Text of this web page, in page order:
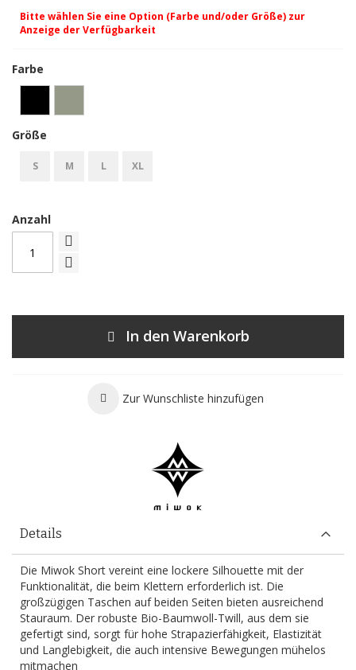
Bitte wählen Sie eine Option (Farbe und/oder Größe) zur
Anzeige der Verfügbarkeit
Farbe
Größe
S M L XL
Anzahl
In den Warenkorb
Zur Wunschliste hinzufügen
Details
Die Miwok Short vereint eine lockere Silhouette mit der
Funktionalität, die beim Klettern erforderlich ist. Die
großzügigen Taschen auf beiden Seiten bieten ausreichend
Stauraum. Der robuste Bio-Baumwoll-Twill, aus dem sie
gefertigt sind, sorgt für hohe Strapazierfähigkeit, Elastizität
und Langlebigkeit, die auch intensive Bewegungen mühelos
mitmachen